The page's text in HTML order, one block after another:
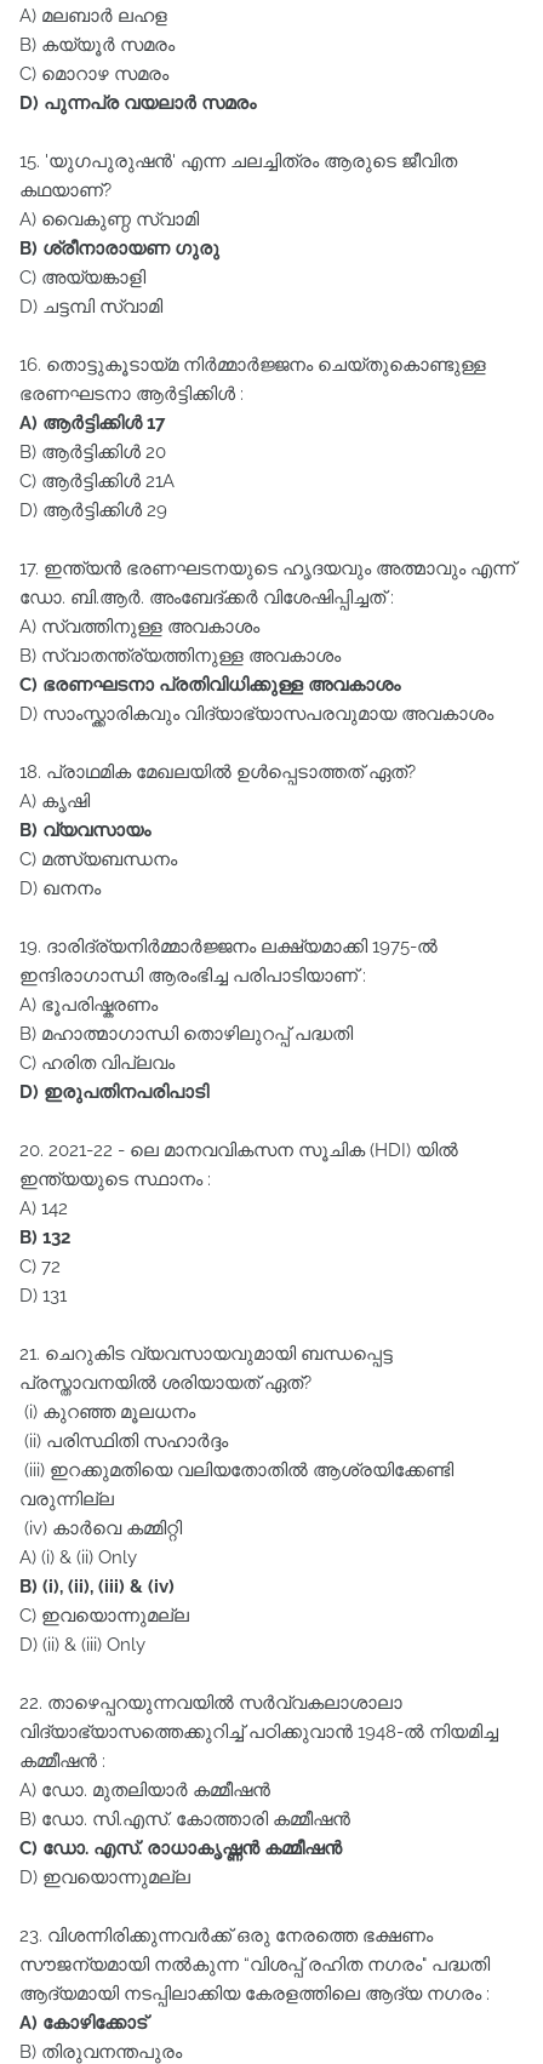
A) മലബാർ ലഹള
B) കയ്യൂർ സമരം
C) മൊറാഴ സമരം
D) പുന്നപ്ര വയലാർ സമരം
15. 'യുഗപുരുഷൻ' എന്ന ചലച്ചിത്രം ആരുടെ ജീവിത
കഥയാണ്‌?
A) വൈകുണ്ഠ സ്വാമി
B) ശ്രീനാരായണ ഗുരു
C) അയ്യങ്കാളി
D) ചട്ടമ്പി സ്വാമി
16. തൊട്ടുകൂടായ്മ നിർമ്മാർജ്ജനം ചെയ്തുകൊണ്ടുള്ള
ഭരണഘടനാ ആർട്ടിക്കിൾ :
A) ആർട്ടിക്കിൾ 17
B) ആർട്ടിക്കിൾ 20
C) ആർട്ടിക്കിൾ 21A
D) ആർട്ടിക്കിൾ 29
17. ഇന്ത്യൻ ഭരണഘടനയുടെ ഹൃദയവും അത്മാവും എന്ന്‌
ഡോ. ബി.ആർ. അംബേദ്ക്കർ വിശേഷിപ്പിച്ചത്‌ :
A) സ്വത്തിനുള്ള അവകാശം
B) സ്വാതന്ത്ര്യത്തിനുള്ള അവകാശം
C) ഭരണഘടനാ പ്രതിവിധിക്കുള്ള അവകാശം
D) സാംസ്ക്കാരികവും വിദ്യാഭ്യാസപരവുമായ അവകാശം
18. പ്രാഥമിക മേഖലയിൽ ഉൾപ്പെടാത്തത്‌ ഏത്‌?
A) കൃഷി
B) വ്യവസായം
C) മത്സ്യബന്ധനം
D) ഖനനം
19. ദാരിദ്ര്യനിർമ്മാർജ്ജനം ലക്ഷ്യമാക്കി 1975-ൽ
ഇന്ദിരാഗാന്ധി ആരംഭിച്ച പരിപാടിയാണ്‌ :
A) ഭൂപരിഷ്കരണം
B) മഹാത്മാഗാന്ധി തൊഴിലുറപ്പ്‌ പദ്ധതി
C) ഹരിത വിപ്ലവം
D) ഇരുപതിനപരിപാടി
20. 2021-22 - ലെ മാനവവികസന സൂചിക (HDI) യിൽ
ഇന്ത്യയുടെ സ്ഥാനം :
A) 142
B) 132
C) 72
D) 131
21. ചെറുകിട വ്യവസായവുമായി ബന്ധപ്പെട്ട
പ്രസ്താവനയിൽ ശരിയായത്‌ ഏത്‌?
(i) കുറഞ്ഞ മൂലധനം
(ii) പരിസ്ഥിതി സഹാർദ്ദം
(iii) ഇറക്കുമതിയെ വലിയതോതിൽ ആശ്രയിക്കേണ്ടി
വരുന്നില്ല
(iv) കാർവെ കമ്മിറ്റി
A) (i) & (ii) Only
B) (i), (ii), (iii) & (iv)
C) ഇവയൊന്നുമല്ല
D) (ii) & (iii) Only
22. താഴെപ്പറയുന്നവയിൽ സർവ്വകലാശാലാ
വിദ്യാഭ്യാസത്തെക്കുറിച്ച്‌ പഠിക്കുവാൻ 1948-ൽ നിയമിച്ച
കമ്മീഷൻ :
A) ഡോ. മുതലിയാർ കമ്മീഷൻ
B) ഡോ. സി.എസ്‌. കോത്താരി കമ്മീഷൻ
C) ഡോ. എസ്‌. രാധാകൃഷ്ണൻ കമ്മീഷൻ
D) ഇവയൊന്നുമല്ല
23. വിശന്നിരിക്കുന്നവർക്ക്‌ ഒരു നേരത്തെ ഭക്ഷണം
സൗജന്യമായി നൽകുന്ന “വിശപ്പ്‌ രഹിത നഗരം" പദ്ധതി
ആദ്യമായി നടപ്പിലാക്കിയ കേരളത്തിലെ ആദ്യ നഗരം :
A) കോഴിക്കോട്‌
B) തിരുവനന്തപുരം